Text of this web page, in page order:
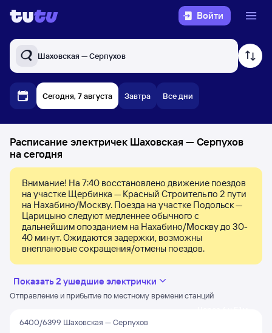
Войти
Шаховская — Серпухов
Сегодня, 7 августа Завтра Все дни
Расписание электричек Шаховская — Серпухов
на сегодня
Внимание! На 7:40 восстановлено движение поездов
на участке Щербинка — Красный Строитель по 2 пути
на Нахабино/Москву. Поезда на участке Подольск —
Царицыно следуют медленнее обычного с
дальнейшим опозданием на Нахабино/Москву до 30-
40 минут. Ожидаются задержки, возможны
внеплановые сокращения/отмены поездов.
Показать 2 ушедшие электрички
Отправление и прибытие по местному времени станций
6400/6399 Шаховская — Серпухов